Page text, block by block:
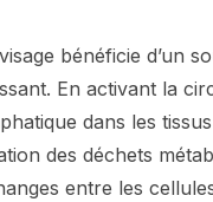
bénéficie d’un
En activant la
dans les
des déchets
entre les